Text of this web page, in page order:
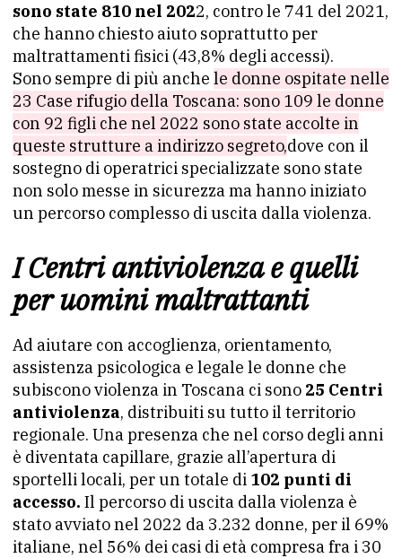
sono state 810 nel 2022, contro le 741 del 2021,
che hanno chiesto aiuto soprattutto per
maltrattamenti fisici (43,8% degli accessi).
Sono sempre di più anche le donne ospitate nelle
23 Case rifugio della Toscana: sono 109 le donne
con 92 figli che nel 2022 sono state accolte in
queste strutture a indirizzo segreto,dove con il
sostegno di operatrici specializzate sono state
non solo messe in sicurezza ma hanno iniziato
un percorso complesso di uscita dalla violenza.
I Centri antiviolenza e quelli
per uomini maltrattanti
Ad aiutare con accoglienza, orientamento,
assistenza psicologica e legale le donne che
subiscono violenza in Toscana ci sono 25 Centri
antiviolenza, distribuiti su tutto il territorio
regionale. Una presenza che nel corso degli anni
è diventata capillare, grazie all’apertura di
sportelli locali, per un totale di 102 punti di
accesso. Il percorso di uscita dalla violenza è
stato avviato nel 2022 da 3.232 donne, per il 69%
italiane, nel 56% dei casi di età compresa fra i 30